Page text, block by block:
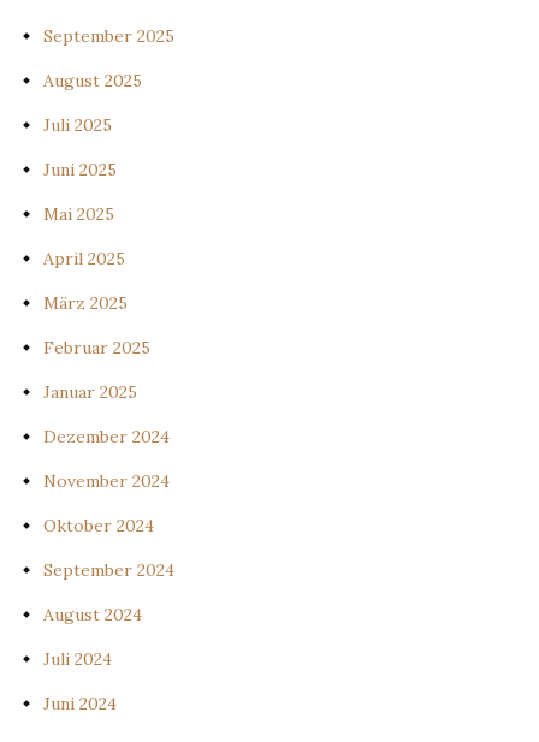
September 2025
August 2025
Juli 2025
Juni 2025
Mai 2025
April 2025
März 2025
Februar 2025
Januar 2025
Dezember 2024
November 2024
Oktober 2024
September 2024
August 2024
Juli 2024
Juni 2024